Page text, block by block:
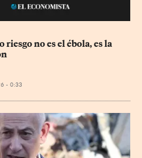
no es el ébola, es la
- 0:33